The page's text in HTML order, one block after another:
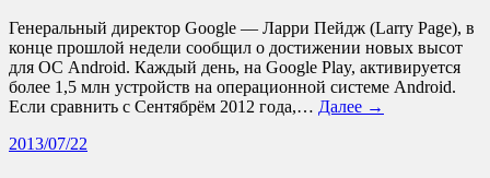
Генеральный директор Google — Ларри Пейдж (Larry Page), в
конце прошлой недели сообщил о достижении новых высот
для ОС Android. Каждый день, на Google Play, активируется
более 1,5 млн устройств на операционной системе Android.
Если сравнить с Сентябрём 2012 года,… Далее →
2013/07/22